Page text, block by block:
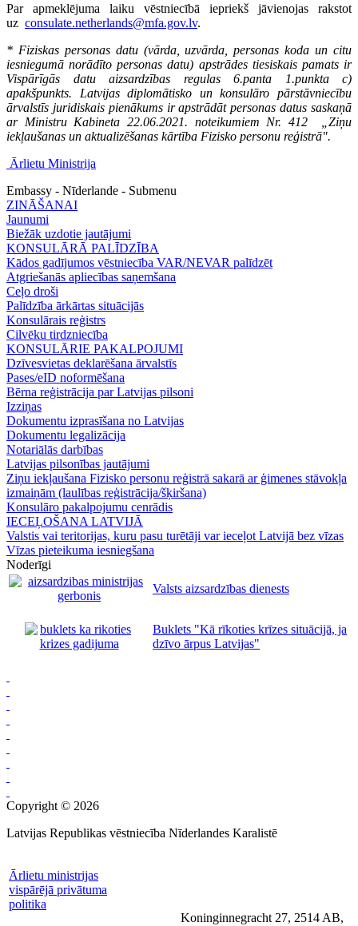
Par apmeklējuma laiku vēstniecībā iepriekš jāvienojas rakstot
uz consulate.netherlands@mfa.gov.lv.
* Fiziskas personas datu (vārda, uzvārda, personas koda un citu
iesniegumā norādīto personas datu) apstrādes tiesiskais pamats ir
Vispārīgās datu aizsardzības regulas 6.panta 1.punkta c)
apakšpunkts. Latvijas diplomātisko un konsulāro pārstāvniecību
ārvalstīs juridiskais pienākums ir apstrādāt personas datus saskaņā
ar Ministru Kabineta 22.06.2021. noteikumiem Nr. 412 „Ziņu
iekļaušanas un aktualizēšanas kārtība Fizisko personu reģistrā".
Ārlietu Ministrija
Embassy - Nīderlande - Submenu
ZINĀŠANAI
Jaunumi
Biežāk uzdotie jautājumi
KONSULĀRĀ PALĪDZĪBA
Kādos gadījumos vēstniecība VAR/NEVAR palīdzēt
Atgriešanās apliecības saņemšana
Ceļo droši
Palīdzība ārkārtas situācijās
Konsulārais reģistrs
Cilvēku tirdzniecība
KONSULĀRIE PAKALPOJUMI
Dzīvesvietas deklarēšana ārvalstīs
Pases/eID noformēšana
Bērna reģistrācija par Latvijas pilsoni
Izziņas
Dokumentu izprasīšana no Latvijas
Dokumentu legalizācija
Notariālās darbības
Latvijas pilsonības jautājumi
Ziņu iekļaušana Fizisko personu reģistrā sakarā ar ģimenes stāvokļa
izmaiņām (laulības reģistrācija/šķiršana)
Konsulāro pakalpojumu cenrādis
IECEĻOŠANA LATVIJĀ
Valstis vai teritorijas, kuru pasu turētāji var ieceļot Latvijā bez vīzas
Vīzas pieteikuma iesniegšana
Noderīgi
Valsts aizsardzības dienests
Buklets "Kā rīkoties krīzes situācijā, ja
dzīvo ārpus Latvijas"
Copyright © 2026
Latvijas Republikas vēstniecība Nīderlandes Karalistē
Ārlietu ministrijas
vispārējā privātuma
politika
Koninginnegracht 27, 2514 AB,